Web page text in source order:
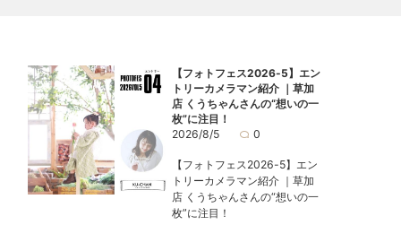
【フォトフェス2026-5】エン
トリーカメラマン紹介 ｜草加
店 くうちゃんさんの“想いの一
枚”に注目！
2026/8/5
0
【フォトフェス2026-5】エン
トリーカメラマン紹介 ｜草加
店 くうちゃんさんの“想いの一
枚”に注目！